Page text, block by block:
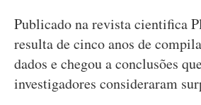
Publicado na revista cientifica
resulta de cinco anos de
dados e chegou a conclusões
investigadores consideraram